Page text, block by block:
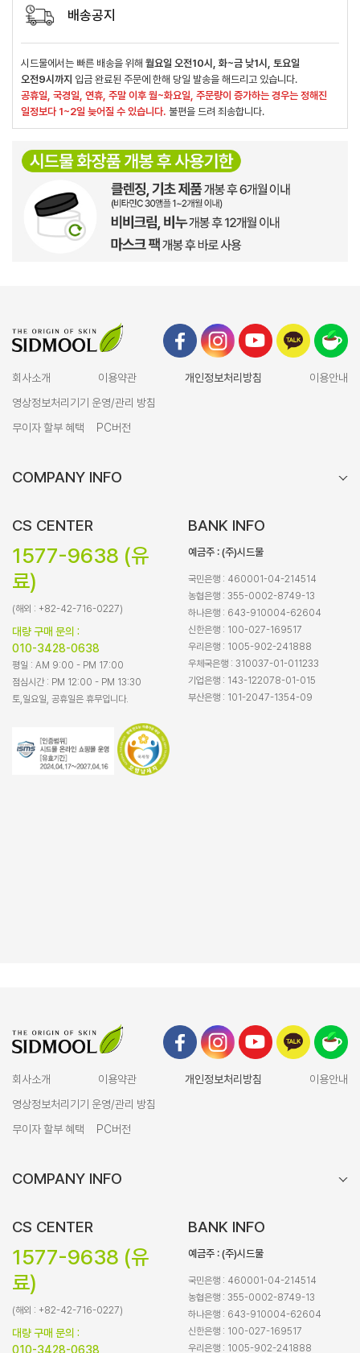
배송공지
시드물에서는 빠른 배송을 위해 월요일 오전10시, 화~금 낮1시, 토요일
오전9시까지 입금 완료된 주문에 한해 당일 발송을 해드리고 있습니다.
공휴일, 국경일, 연휴, 주말 이후 월~화요일, 주문량이 증가하는 경우는 정해진
일정보다 1~2일 늦어질 수 있습니다. 불편을 드려 죄송합니다.
회사소개 이용약관 개인정보처리방침
이용안내
영상정보처리기기 운영/관리 방침
무이자 할부 혜택
PC버전
COMPANY INFO
CS CENTER
1577-9638 (유
료)
(해외 : +82-42-716-0227)
대량 구매 문의 :
010-3428-0638
평일 : AM 9:00 - PM 17:00
점심시간 : PM 12:00 - PM 13:30
토,일요일, 공휴일은 휴무입니다.
BANK INFO
예금주 : (주)시드물
국민은행 : 460001-04-214514
농협은행 : 355-0002-8749-13
하나은행 : 643-910004-62604
신한은행 : 100-027-169517
우리은행 : 1005-902-241888
우체국은행 : 310037-01-011233
기업은행 : 143-122078-01-015
부산은행 : 101-2047-1354-09
회사소개 이용약관 개인정보처리방침
이용안내
영상정보처리기기 운영/관리 방침
무이자 할부 혜택
PC버전
COMPANY INFO
CS CENTER
1577-9638 (유
료)
(해외 : +82-42-716-0227)
대량 구매 문의 :
010-3428-0638
BANK INFO
예금주 : (주)시드물
국민은행 : 460001-04-214514
농협은행 : 355-0002-8749-13
하나은행 : 643-910004-62604
신한은행 : 100-027-169517
우리은행 : 1005-902-241888